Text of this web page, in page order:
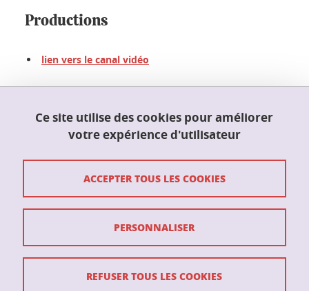
Productions
lien vers le canal vidéo
Mentions légales
Données personnelles
Ce site utilise des cookies pour améliorer
votre expérience d'utilisateur
ACCEPTER TOUS LES COOKIES
REFUSER TOUS LES COOKIES
PERSONNALISER